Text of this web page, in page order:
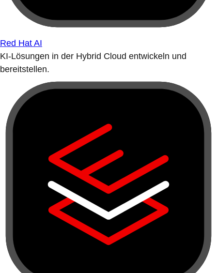
Red Hat AI
KI-Lösungen in der Hybrid Cloud entwickeln und
bereitstellen.